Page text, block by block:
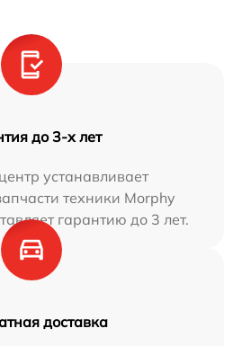
до 3-х лет
устанавливает
техники Morphy
гарантию до 3 лет.
доставка